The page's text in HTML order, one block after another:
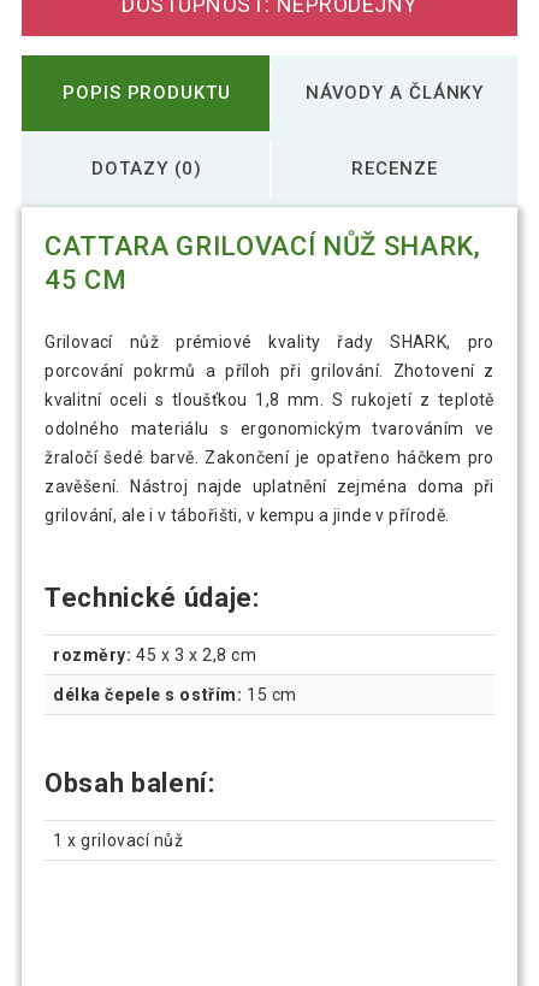
POPIS PRODUKTU NÁVODY A ČLÁNKY
DOTAZY (0) RECENZE
CATTARA GRILOVACÍ NŮŽ SHARK,
45 CM
Grilovací nůž prémiové kvality řady SHARK, pro
porcování pokrmů a příloh při grilování. Zhotovení z
kvalitní oceli s tloušťkou 1,8 mm. S rukojetí z teplotě
odolného materiálu s ergonomickým tvarováním ve
žraločí šedé barvě. Zakončení je opatřeno háčkem pro
zavěšení. Nástroj najde uplatnění zejména doma při
grilování, ale i v tábořišti, v kempu a jinde v přírodě.
Technické údaje:
rozměry: 45 x 3 x 2,8 cm
délka čepele s ostřím: 15 cm
Obsah balení:
1 x grilovací nůž